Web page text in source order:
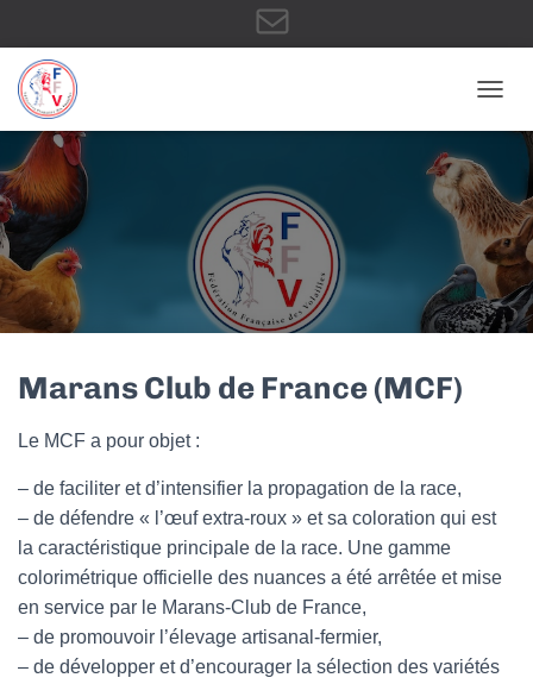
-
m
a
i
l
Marans Club de France (MCF)
Le MCF a pour objet :
– de faciliter et d’intensifier la propagation de la race,
– de défendre « l’œuf extra-roux » et sa coloration qui est
la caractéristique principale de la race. Une gamme
colorimétrique officielle des nuances a été arrêtée et mise
en service par le Marans-Club de France,
– de promouvoir l’élevage artisanal-fermier,
– de développer et d’encourager la sélection des variétés